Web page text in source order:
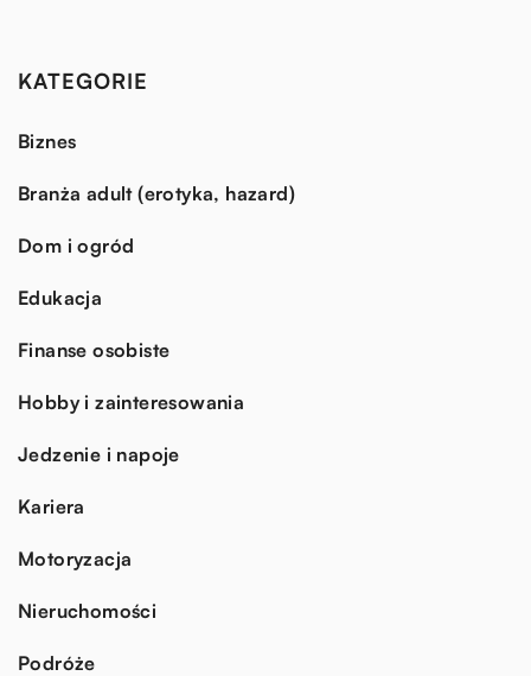
KATEGORIE
Biznes
Branża adult (erotyka, hazard)
Dom i ogród
Edukacja
Finanse osobiste
Hobby i zainteresowania
Jedzenie i napoje
Kariera
Motoryzacja
Nieruchomości
Podróże